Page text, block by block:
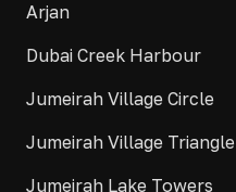
Arjan
Dubai Creek Harbour
Jumeirah Village Circle
Jumeirah Village Triangle
Jumeirah Lake Towers